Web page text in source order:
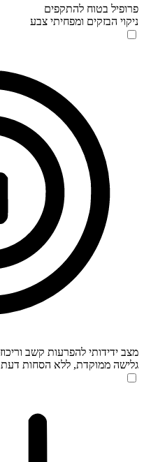
פרופיל בטוח להתקפים
ניקוי הבזקים ומפחיתי צבע
מצב ידידותי להפרעות קשב וריכוז
גלישה ממוקדת, ללא הסחות דעת